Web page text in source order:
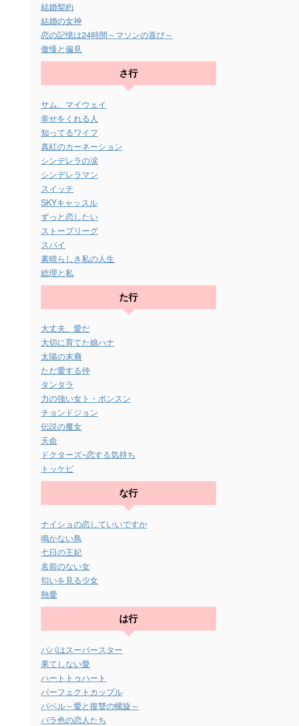
結婚契約
結婚の女神
恋の記憶は24時間～マソンの喜び～
傲慢と偏見
さ行
サム、マイウェイ
幸せをくれる人
知ってるワイフ
真紅のカーネーション
シンデレラの涙
シンデレラマン
スイッチ
SKYキャッスル
ずっと恋したい
ストーブリーグ
スパイ
素晴らしき私の人生
総理と私
た行
大丈夫、愛だ
大切に育てた娘ハナ
太陽の末裔
ただ愛する仲
タンタラ
力の強い女ト・ボンスン
チョンドジョン
伝説の魔女
天命
ドクターズ~恋する気持ち
トッケビ
な行
ナイショの恋していいですか
鳴かない鳥
七日の王妃
名前のない女
匂いを見る少女
熱愛
は行
パパはスーパースター
果てしない愛
ハートトゥハート
パーフェクトカップル
バベル～愛と復讐の螺旋～
バラ色の恋人たち